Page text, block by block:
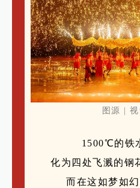
图源 | 视
1500℃的铁
化为四处飞溅的钢
而在这如梦如